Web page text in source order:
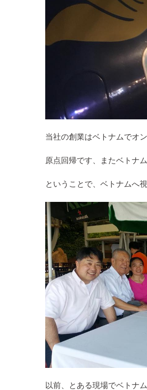
当社の創業はベトナムでオ
原点回帰です、またベトナ
ということで、ベトナムへ
以前、とある現場でベトナ